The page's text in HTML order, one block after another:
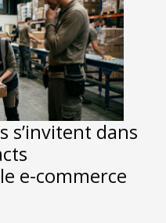
s’invitent dans
e-commerce